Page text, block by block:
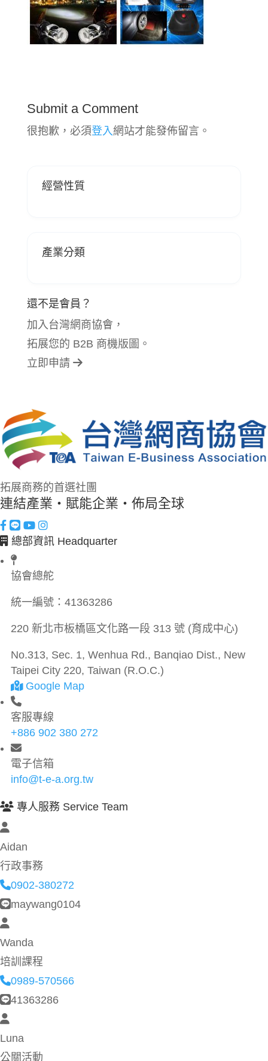
Submit a Comment
很抱歉，必須登入 網站才能發佈留言。
經營性質
產業分類
還不是會員？
加入台灣網商協會，
拓展您的 B2B 商機版圖。
立即申請
拓展商務的首選社團
連結產業・賦能企業・佈局全球
總部資訊 Headquarter
協會總舵
統一編號： 41363286
220 新北市板橋區文化路一段 313 號 (育成中心)
No.313, Sec. 1, Wenhua Rd., Banqiao Dist., New
Taipei City 220, Taiwan (R.O.C.)
Google Map
客服專線
+886 902 380 272
電子信箱
info@t-e-a.org.tw
專人服務 Service Team
Aidan
行政事務
0902-380272
maywang0104
Wanda
培訓課程
0989-570566
41363286
Luna
公關活動